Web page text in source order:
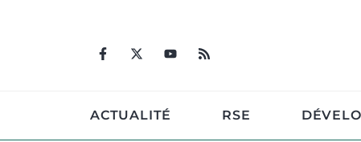
ACTUALITÉ RSE